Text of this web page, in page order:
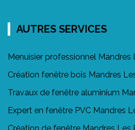
AUTRES SERVICES
Menuisier professionnel Mandres
Création fenêtre bois Mandres
Travaux de fenêtre aluminium
Expert en fenêtre PVC Mandres
Création de fenêtre Mandres Les